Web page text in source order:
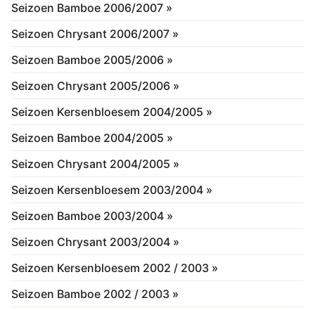
Seizoen Bamboe 2006/2007 »
Seizoen Chrysant 2006/2007 »
Seizoen Bamboe 2005/2006 »
Seizoen Chrysant 2005/2006 »
Seizoen Kersenbloesem 2004/2005 »
Seizoen Bamboe 2004/2005 »
Seizoen Chrysant 2004/2005 »
Seizoen Kersenbloesem 2003/2004 »
Seizoen Bamboe 2003/2004 »
Seizoen Chrysant 2003/2004 »
Seizoen Kersenbloesem 2002 / 2003 »
Seizoen Bamboe 2002 / 2003 »